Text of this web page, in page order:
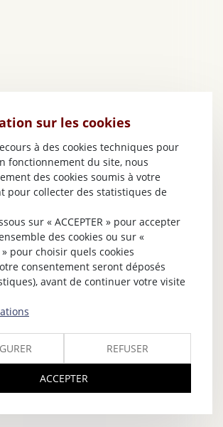
sur les cookies
à des cookies techniques pour
fonctionnement du site, nous
des cookies soumis à votre
pour collecter des statistiques de
sur « ACCEPTER » pour accepter
des cookies ou sur «
» pour choisir quels cookies
consentement seront déposés
avant de continuer votre visite
REFUSER
ACCEPTER